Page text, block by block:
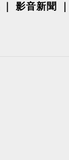
影音新聞